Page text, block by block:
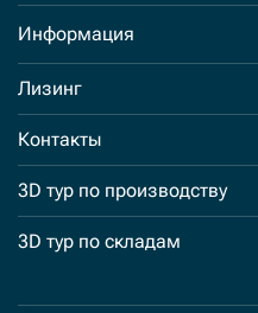
Информация
Лизинг
Контакты
3D тур по производству
3D тур по складам